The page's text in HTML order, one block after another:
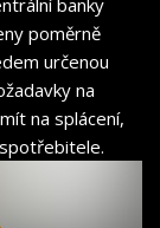
banky
poměrně
určenou
na
na splácení,